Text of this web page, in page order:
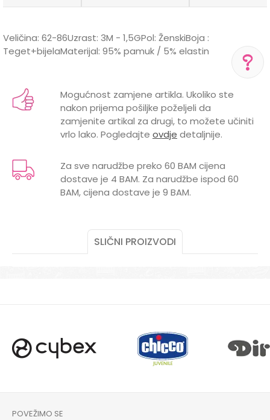
POMOĆ PRI KUPOVINI
Za više informacija,
pomoć i porudžbine
+387 656-72209
Pon-Subota: 09:00-
15:00h
Veličina: 62-86Uzrast: 3M - 1,5GPol: ŽenskiBoja :
Teget+bijelaMaterijal: 95% pamuk / 5% elastin
Kategorija
Kompleti
BOJA
TEGET
DIRKJE
POL
ŽENSKI
Email
Mogućnost zamjene artikla. Ukoliko ste
nakon prijema pošiljke poželjeli da
zamjenite artikal za drugi, to možete učiniti
vrlo lako. Pogledajte ovdje detaljnije.
Za sve narudžbe preko 60 BAM cijena
dostave je 4 BAM. Za narudžbe ispod 60
BAM, cijena dostave je 9 BAM.
SLIČNI PROIZVODI
POVEŽIMO SE